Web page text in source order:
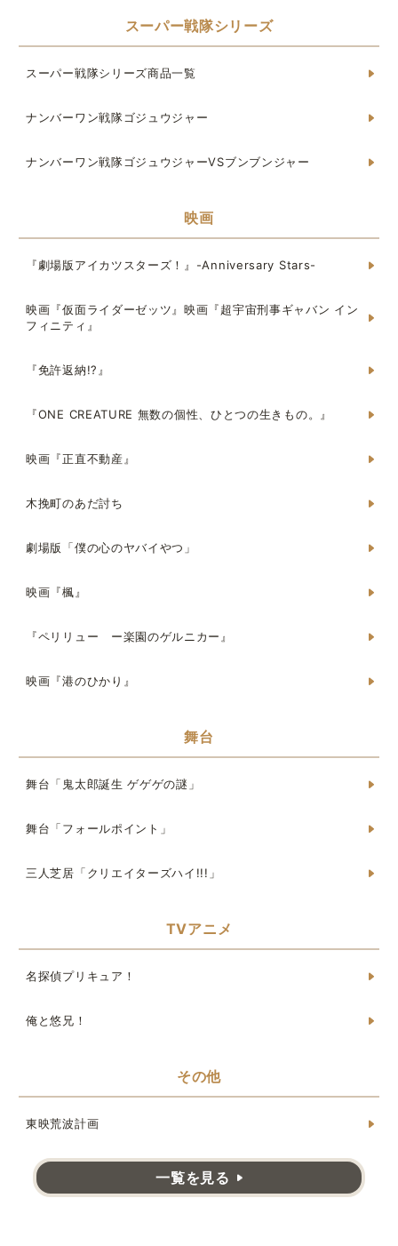
スーパー戦隊シリーズ
スーパー戦隊シリーズ商品一覧
ナンバーワン戦隊ゴジュウジャー
ナンバーワン戦隊ゴジュウジャーVSブンブンジャー
映画
『劇場版アイカツスターズ！』-Anniversary Stars-
映画『仮面ライダーゼッツ』映画『超宇宙刑事ギャバン イン
フィニティ』
『免許返納!?』
『ONE CREATURE 無数の個性、ひとつの生きもの。』
映画『正直不動産』
木挽町のあだ討ち
劇場版「僕の心のヤバイやつ」
映画『楓』
『ペリリュー ー楽園のゲルニカー』
映画『港のひかり』
舞台
舞台「鬼太郎誕生 ゲゲゲの謎」
舞台「フォールポイント」
三人芝居「クリエイターズハイ!!!」
TVアニメ
名探偵プリキュア！
俺と悠兄！
その他
東映荒波計画
一覧を見る